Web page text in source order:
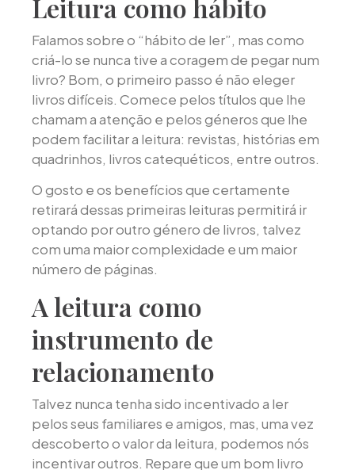
Leitura como hábito
Falamos sobre o “hábito de ler”, mas como
criá-lo se nunca tive a coragem de pegar num
livro? Bom, o primeiro passo é não eleger
livros difíceis. Comece pelos títulos que lhe
chamam a atenção e pelos géneros que lhe
podem facilitar a leitura: revistas, histórias em
quadrinhos, livros catequéticos, entre outros.
O gosto e os benefícios que certamente
retirará dessas primeiras leituras permitirá ir
optando por outro género de livros, talvez
com uma maior complexidade e um maior
número de páginas.
A leitura como
instrumento de
relacionamento
Talvez nunca tenha sido incentivado a ler
pelos seus familiares e amigos, mas, uma vez
descoberto o valor da leitura, podemos nós
incentivar outros. Repare que um bom livro